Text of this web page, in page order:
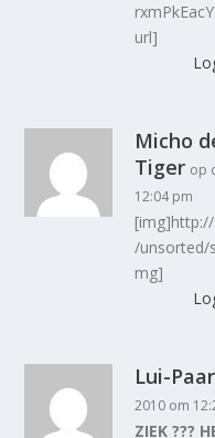
url]
Micho
Tiger op
12:04 pm
/unsorted/
mg]
Lui-
2010 om
ZIEK ???